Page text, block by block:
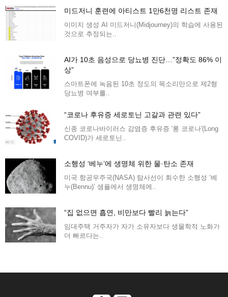
미드저니 훈련에 아티스트 1만6천명 리스트 존재
이미지 생성 AI 미드저니(Midjourney)의 학습에 사용된
것으로 추정되는..
AI가 10초 음성으로 당뇨병 진단…”정확도 86% 이
상”
스마트폰에 녹음된 10초 정도의 목소리만으로 제2형
당뇨병 여부를..
“코로나 후유증 세로토닌 고갈과 관련 있다”
신종 코로나바이러스 감염증 후유증 '롱 코로나'(Long
COVID)가 세로토닌..
소행성 ‘베누’에 생명체 위한 물·탄소 존재
미국 항공우주국(NASA) 탐사선이 회수한 소행성 ‘베
누(Bennu)’ 샘플에서 생명체에..
“집 없으면 흡연, 비만보다 빨리 늙는다”
임대주택 거주자가 자가 소유자보다 생물학적 노화가
더 빠르다는..